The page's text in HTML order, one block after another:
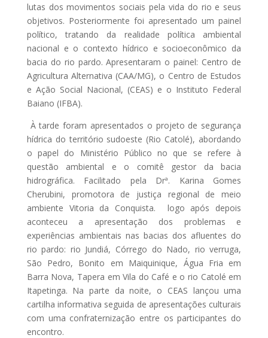
lutas dos movimentos sociais pela vida do rio e seus
objetivos. Posteriormente foi apresentado um painel
político, tratando da realidade política ambiental
nacional e o contexto hídrico e socioeconômico da
bacia do rio pardo. Apresentaram o painel: Centro de
Agricultura Alternativa (CAA/MG), o Centro de Estudos
e Ação Social Nacional, (CEAS) e o Instituto Federal
Baiano (IFBA).
À tarde foram apresentados o projeto de segurança
hídrica do território sudoeste (Rio Catolé), abordando
o papel do Ministério Público no que se refere à
questão ambiental e o comitê gestor da bacia
hidrográfica. Facilitado pela Drª. Karina Gomes
Cherubini, promotora de justiça regional de meio
ambiente Vitoria da Conquista. logo após depois
aconteceu a apresentação dos problemas e
experiências ambientais nas bacias dos afluentes do
rio pardo: rio Jundiá, Córrego do Nado, rio verruga,
São Pedro, Bonito em Maiquinique, Água Fria em
Barra Nova, Tapera em Vila do Café e o rio Catolé em
Itapetinga. Na parte da noite, o CEAS lançou uma
cartilha informativa seguida de apresentações culturais
com uma confraternização entre os participantes do
encontro.